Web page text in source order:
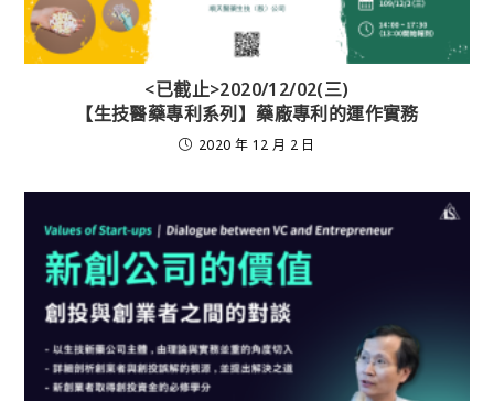
<已截止>2020/12/02(三)
【生技醫藥專利系列】藥廠專利的運作實務
2020 年 12 月 2 日